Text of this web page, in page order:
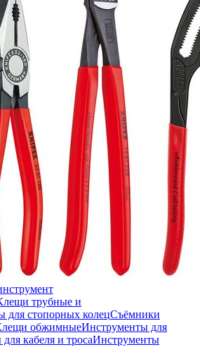
трубные и
стопорных колецСъёмники
обжимныеИнструменты для
кабеля и тросаИнструменты